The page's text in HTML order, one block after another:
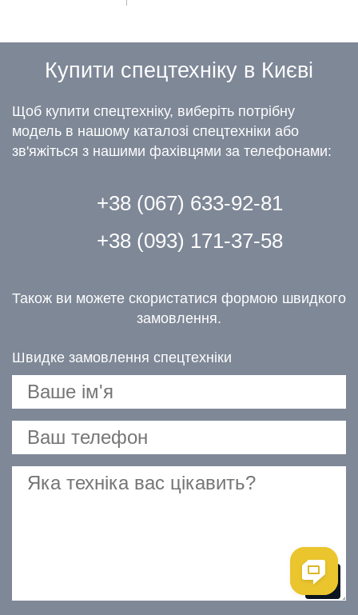
Купити спецтехніку в Києві
Щоб купити спецтехніку, виберіть потрібну
модель в нашому каталозі спецтехніки або
зв'яжіться з нашими фахівцями за телефонами:
+38 (067) 633-92-81
+38 (093) 171-37-58
Також ви можете скористатися формою швидкого
замовлення.
Швидке замовлення спецтехніки